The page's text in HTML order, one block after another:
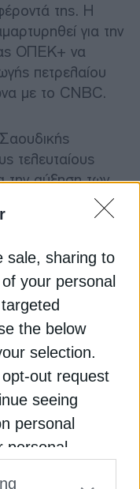
sale, sharing to
your personal
the below
selection.
out request
seeing
personal
personal
της. Η
για την
ΟΠΕΚ+ να
πετρελαίου
με το CNBC.
τελευταίους
την αύξηση των
αύξηση των
ΟΠΕΚ - ΟΠΕΚ+